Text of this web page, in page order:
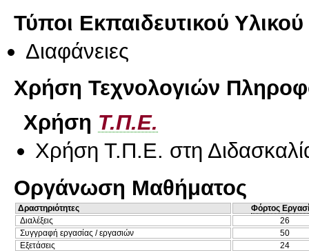
Τύποι Εκπαιδευτικού Υλικού
Διαφάνειες
Χρήση Τεχνολογιών
Χρήση Τ.Π.Ε.
Χρήση Τ.Π.Ε. στη
Οργάνωση Μαθήματος
Δραστηριότητες
Φόρτος
Διαλέξεις
26
Συγγραφή εργασίας / εργασιών
50
Εξετάσεις
24